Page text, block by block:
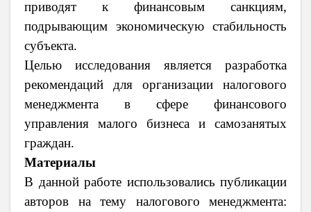
приводят к финансовым санкциям,
подрывающим экономическую стабильность
субъекта.
Целью исследования является разработка
рекомендаций для организации налогового
менеджмента в сфере финансового
управления малого бизнеса и самозанятых
граждан.
Материалы
В данной работе использовались публикации
авторов на тему налогового менеджмента: